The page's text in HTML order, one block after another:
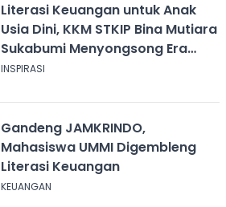
Literasi Keuangan untuk Anak
Usia Dini, KKM STKIP Bina Mutiara
Sukabumi Menyongsong Era
Society 5.0
INSPIRASI
Gandeng JAMKRINDO,
Mahasiswa UMMI Digembleng
Literasi Keuangan
KEUANGAN